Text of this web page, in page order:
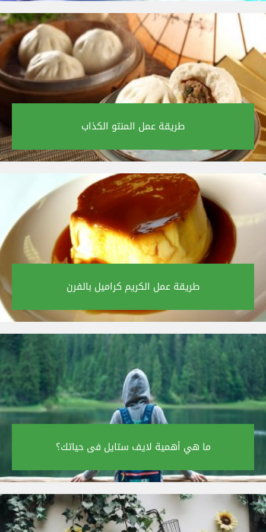
طريقة عمل المنتو الكذاب‎
طريقة عمل الكريم كراميل بالفرن‎
ما هي أهمية لايف ستايل فى حياتك؟‎